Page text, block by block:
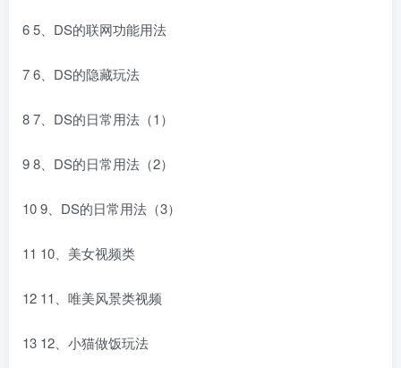
6 5、DS的联网功能用法
7 6、DS的隐藏玩法
8 7、DS的日常用法（1）
9 8、DS的日常用法（2）
10 9、DS的日常用法（3）
11 10、美女视频类
12 11、唯美风景类视频
13 12、小猫做饭玩法